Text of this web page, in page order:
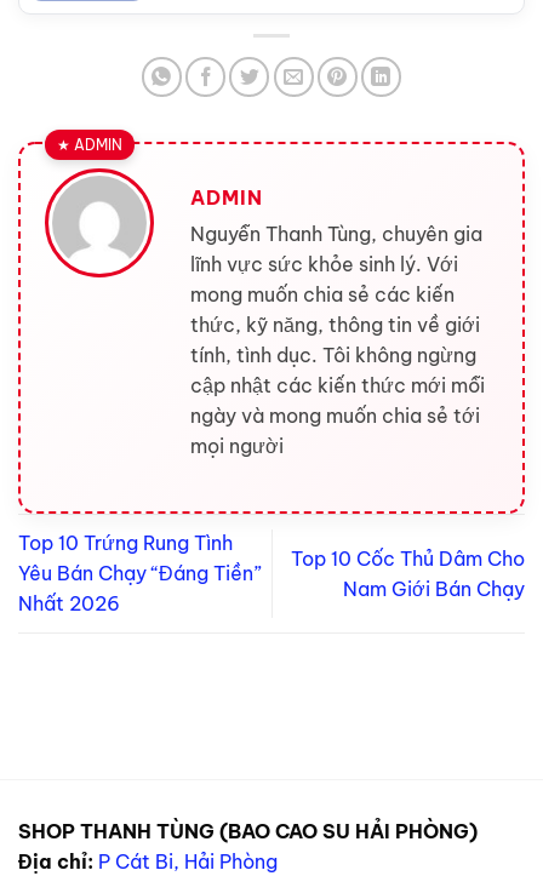
ADMIN
Nguyễn Thanh Tùng, chuyên gia
lĩnh vực sức khỏe sinh lý. Với
mong muốn chia sẻ các kiến
thức, kỹ năng, thông tin về giới
tính, tình dục. Tôi không ngừng
cập nhật các kiến thức mới mỗi
ngày và mong muốn chia sẻ tới
mọi người
Top 10 Trứng Rung Tình
Yêu Bán Chạy “Đáng Tiền”
Nhất 2026
Top 10 Cốc Thủ Dâm Cho
Nam Giới Bán Chạy
SHOP THANH TÙNG (BAO CAO SU HẢI PHÒNG)
Địa chỉ: P Cát Bi, Hải Phòng